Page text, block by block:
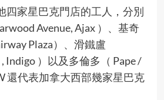
四家星巴克門店的工人，分別
Avenue, Ajax ）、基奇
Plaza）、滑鐵盧
, Indigo ）以及多倫多（ Pape /
還代表加拿大西部幾家星巴克